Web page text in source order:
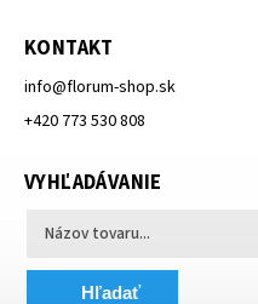
KONTAKT
info@florum-shop.sk
+420 773 530 808
VYHĽADÁVANIE
Hľadať